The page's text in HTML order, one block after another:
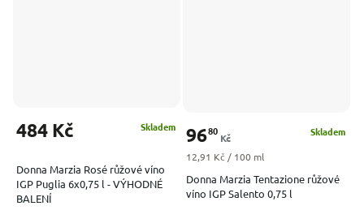
Donna Marzia Rosé růžové víno
IGP Puglia 6x0,75 l - VÝHODNÉ
BALENÍ
Skladem
484 Kč
Donna Marzia Tentazione růžové
víno IGP Salento 0,75 l
Skladem
9680
Kč
Měrná cena:
12,91 Kč / 100 ml